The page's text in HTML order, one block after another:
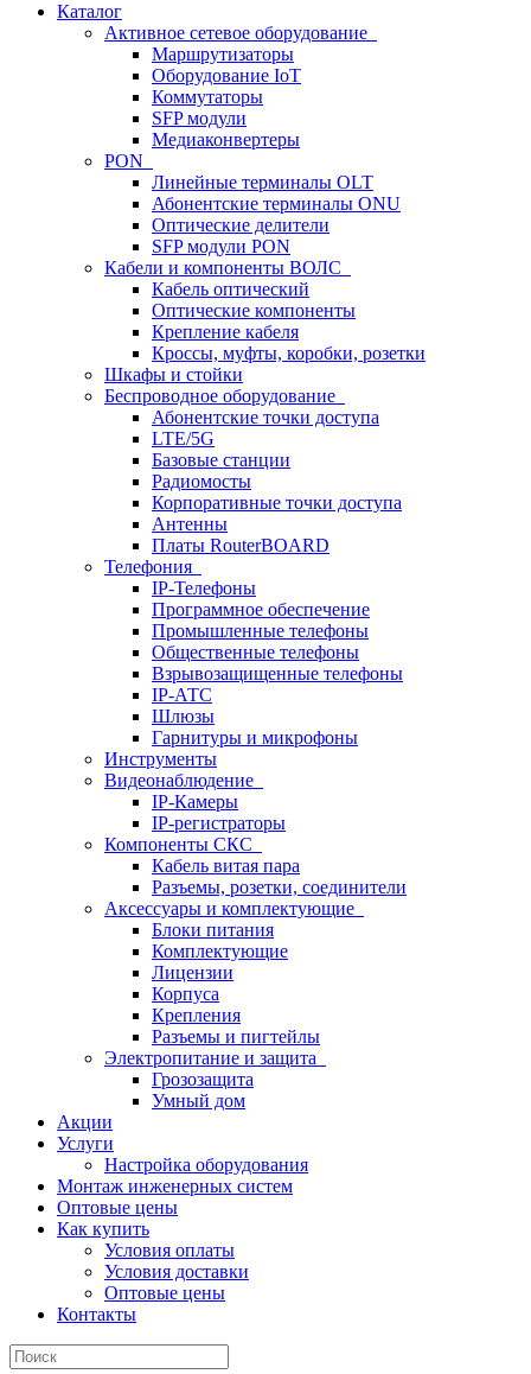
Каталог
Активное сетевое оборудование
Маршрутизаторы
Оборудование IoT
Коммутаторы
SFP модули
Медиаконвертеры
PON
Линейные терминалы OLT
Абонентские терминалы ONU
Оптические делители
SFP модули PON
Кабели и компоненты ВОЛС
Кабель оптический
Оптические компоненты
Крепление кабеля
Кроссы, муфты, коробки, розетки
Шкафы и стойки
Беспроводное оборудование
Абонентские точки доступа
LTE/5G
Базовые станции
Радиомосты
Корпоративные точки доступа
Антенны
Платы RouterBOARD
Телефония
IP-Телефоны
Программное обеспечение
Промышленные телефоны
Общественные телефоны
Взрывозащищенные телефоны
IP-АТС
Шлюзы
Гарнитуры и микрофоны
Инструменты
Видеонаблюдение
IP-Камеры
IP-регистраторы
Компоненты СКС
Кабель витая пара
Разъемы, розетки, соединители
Аксессуары и комплектующие
Блоки питания
Комплектующие
Лицензии
Корпуса
Крепления
Разъемы и пигтейлы
Электропитание и защита
Грозозащита
Умный дом
Акции
Услуги
Настройка оборудования
Монтаж инженерных систем
Оптовые цены
Как купить
Условия оплаты
Условия доставки
Оптовые цены
Контакты